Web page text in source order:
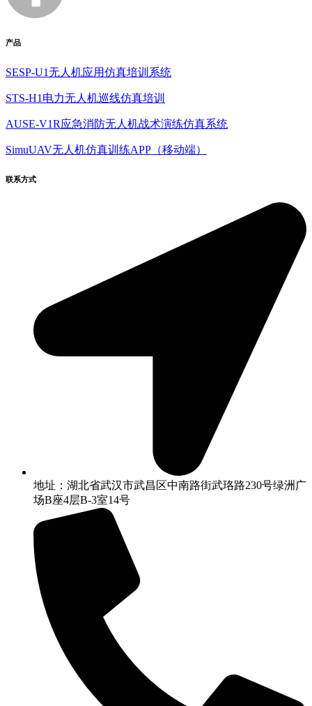
产品
SESP-U1无人机应用仿真培训系统
STS-H1电力无人机巡线仿真培训
AUSE-V1R应急消防无人机战术演练仿真系统
SimuUAV无人机仿真训练APP（移动端）
联系方式
地址：湖北省武汉市武昌区中南路街武珞路230号绿洲广
场B座4层B-3室14号